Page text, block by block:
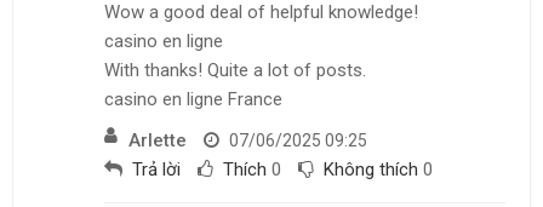
Wow a good deal of helpful knowledge!
casino en ligne
With thanks! Quite a lot of posts.
casino en ligne France
Arlette
07/06/2025 09:25
Trả lời Thích 0 Không thích 0